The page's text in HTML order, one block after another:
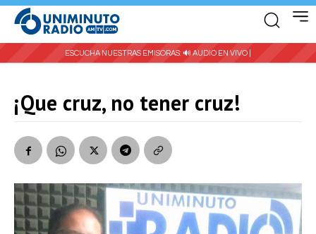
ESCUCHA NUESTRAS EMISORAS: 🔊 AUDIO EN VIVO |
¡Que cruz, no tener cruz!